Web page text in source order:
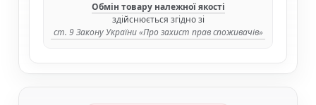
Обмін товару належної якості
здійснюється згідно зі
ст. 9 Закону України «Про захист прав споживачів»